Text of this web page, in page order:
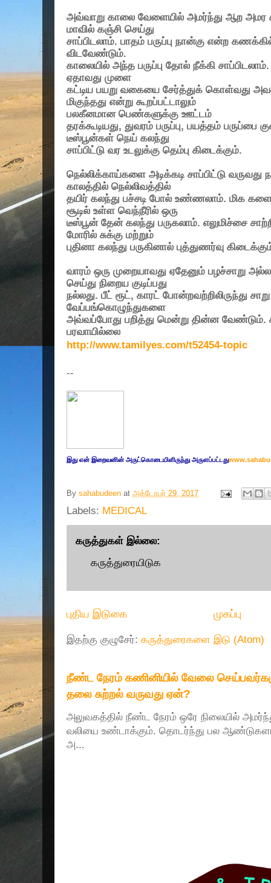
அவ்வாறு காலை வேளையில் அமர்ந்து ஆற அமர
மாவில் கஞ்சி செய்து
சாப்பிடலாம். பாதம் பருப்பு நான்கு என்ற
விடவேண்டும்.
காலையில் அந்த பருப்பு தோல் நீக்கி
ஏதாவது முளை
கட்டிய பயறு வகையை சேர்த்துக் கொள்வது
மிகுந்தது என்று கூறப்பட்டாலும்
பலகீனமான பெண்களுக்கு ஊட்டம்
தரக்கூடியது, துவரம் பருப்பு, பயத்தம் பருப்பை
டீஸ்பூன்கள் நெய் கலந்து
சாப்பிட்டு வர உடலுக்கு தெம்பு கிடைக்கும்.
நெல்லிக்காய்களை அடிக்கடி சாப்பிட்டு
காலத்தில் நெல்லிவத்தில்
தயிர் கலந்து பச்சடி போல் உண்ணலாம். மிக
சூடில் உள்ள வெந்நீரில் ஒரு
டீஸ்பூன் தேன் கலந்து பருகலாம். எலுமிச்சை
மோரில் சுக்கு மற்றும்
புதினா கலந்து பருகினால் புத்துணர்வு
வாரம் ஒரு முறையாவது ஏதேனும் பழச்சாறு
செய்து நிறைய குடிப்பது
நல்லது. பீட் ரூட், காரட் போன்றவற்றிலிருந்து
வேப்பங்கொழுந்துகளை
அவ்வப்போது பறித்து மென்று தின்ன வேண்டும்.
பரவாயில்லை
http://www.tamilyes.com/t52454-topic
--
இது என் இறைவனின் அருட்கொடையிளிருந்து அருளப்பட்டது
By sahabudeen at அக்டோபர் 29, 2017
Labels: MEDICAL
கருத்துகள் இல்லை:
கருத்துரையிடுக
புதிய இடுகை முகப்பு
இதற்கு குழுசேர்: கருத்துரைகளை இடு (Atom)
நீண்ட நேரம் கணினியில் வேலை
தலை சுற்றல் வருவது ஏன்?
அலுவகத்தில் நீண்ட நேரம் ஒரே நிலையில்
வலியை உண்டாக்கும். தொடர்ந்து பல
அ...